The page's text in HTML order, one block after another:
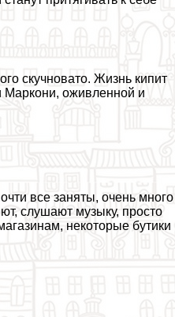
скучновато. Жизнь кипит
оживленной и
все заняты, очень много
слушают музыку, просто
некоторые бутики